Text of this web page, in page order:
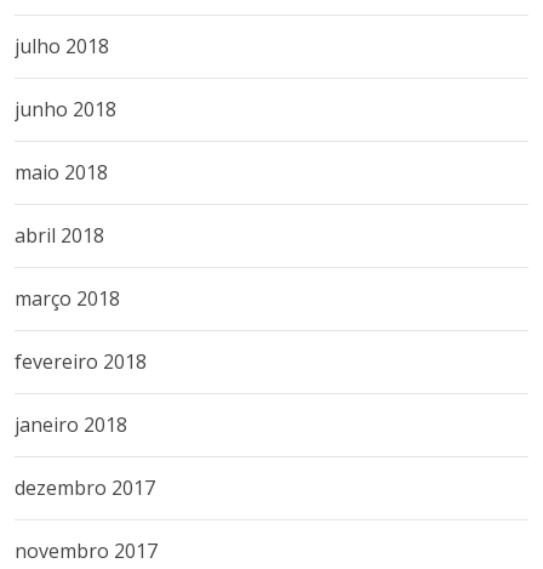
julho 2018
junho 2018
maio 2018
abril 2018
março 2018
fevereiro 2018
janeiro 2018
dezembro 2017
novembro 2017